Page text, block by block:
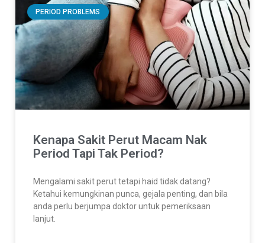
PERIOD PROBLEMS
Kenapa Sakit Perut Macam Nak
Period Tapi Tak Period?
Mengalami sakit perut tetapi haid tidak datang?
Ketahui kemungkinan punca, gejala penting, dan bila
anda perlu berjumpa doktor untuk pemeriksaan
lanjut.